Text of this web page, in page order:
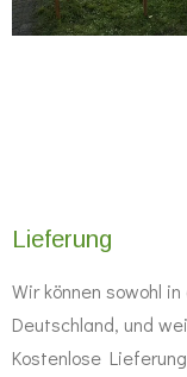
Lieferung
Wir können sowohl
Deutschland, und
Kostenlose